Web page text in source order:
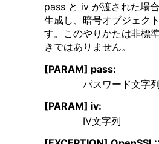
pass と iv が渡された場
生成し、暗号オブジェク
す。このやりかたは非標
きではありません。
[PARAM] pass:
パスワード文字列
[PARAM] iv:
IV文字列